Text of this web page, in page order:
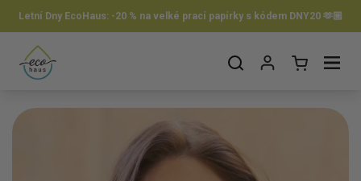
Letní Dny EcoHaus: -20 % na velké prací papírky s kódem DNY20 🫶🏼
Otevřít košíkOtevřít nabídku